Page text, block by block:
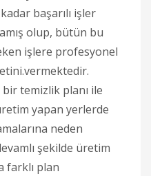
başarılı işler
olup, bütün bu
işlere profesyonel
temizlik planı ile
yapan yerlerde
neden
şekilde üretim
farklı plan